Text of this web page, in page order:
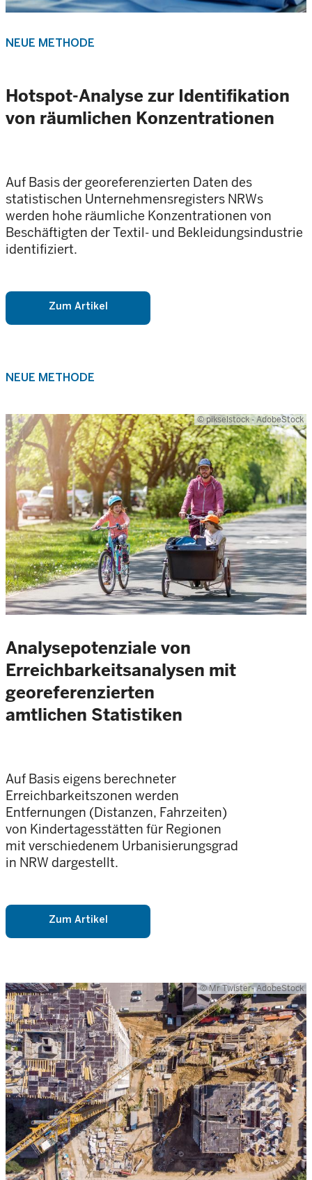
NEUE METHODE
Hotspot-Analyse zur Identifikation
von räumlichen Konzentrationen
Auf Basis der georeferenzierten Daten des
statistischen Unternehmensregisters NRWs
werden hohe räumliche Konzentrationen von
Beschäftigten der Textil- und Bekleidungsindustrie
identifiziert.
Zum Artikel
© pikselstock - AdobeStock
NEUE METHODE
Analysepotenziale von
Erreichbarkeitsanalysen mit
georeferenzierten
amtlichen Statistiken
Auf Basis eigens berechneter
Erreichbarkeitszonen werden
Entfernungen (Distanzen, Fahrzeiten)
von Kindertagesstätten für Regionen
mit verschiedenem Urbanisierungsgrad
in NRW dargestellt.
Zum Artikel
© Mr Twister- AdobeStock